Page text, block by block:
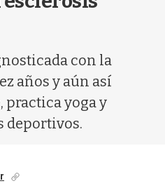
con la
años y aún así
practica yoga y
deportivos.